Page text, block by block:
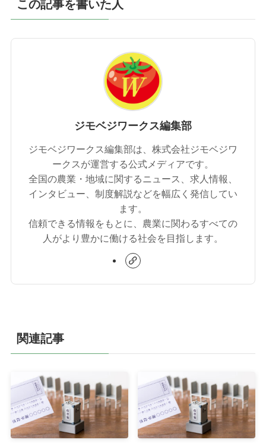
この記事を書いた人
ジモベジワークス編集部
ジモベジワークス編集部は、株式会社ジモベジワ
ークスが運営する公式メディアです。
全国の農業・地域に関するニュース、求人情報、
インタビュー、制度解説などを幅広く発信してい
ます。
信頼できる情報をもとに、農業に関わるすべての
人がより豊かに働ける社会を目指します。
関連記事